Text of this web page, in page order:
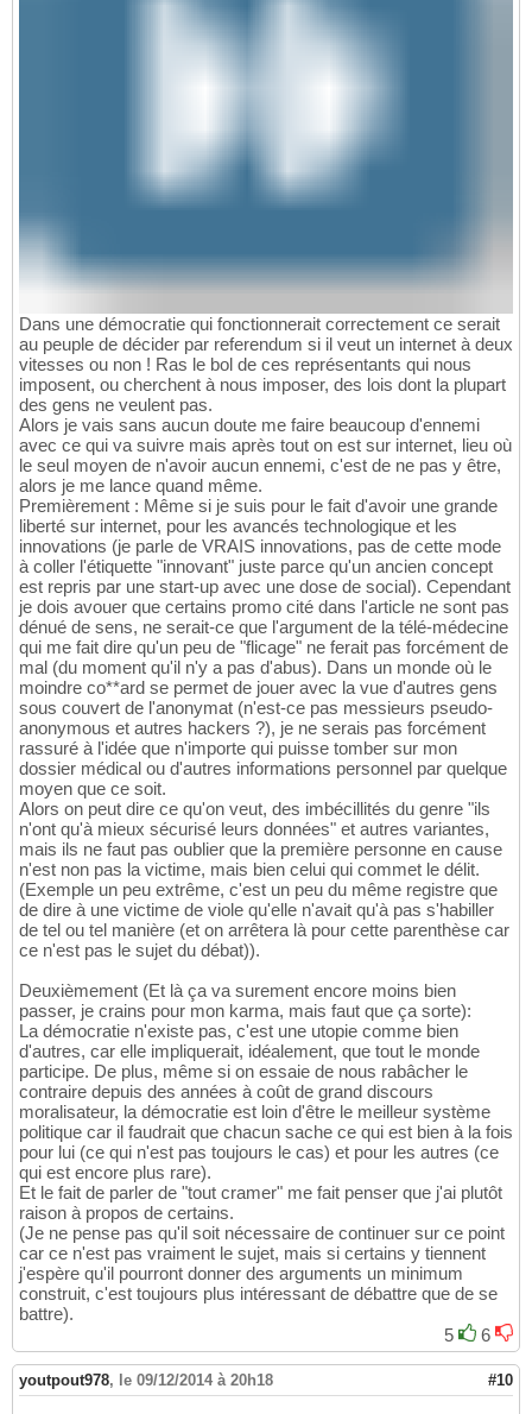
Dans une démocratie qui fonctionnerait correctement ce serait
au peuple de décider par referendum si il veut un internet à deux
vitesses ou non ! Ras le bol de ces représentants qui nous
imposent, ou cherchent à nous imposer, des lois dont la plupart
des gens ne veulent pas.
Alors je vais sans aucun doute me faire beaucoup d'ennemi
avec ce qui va suivre mais après tout on est sur internet, lieu où
le seul moyen de n'avoir aucun ennemi, c'est de ne pas y être,
alors je me lance quand même.
Premièrement : Même si je suis pour le fait d'avoir une grande
liberté sur internet, pour les avancés technologique et les
innovations (je parle de VRAIS innovations, pas de cette mode
à coller l'étiquette "innovant" juste parce qu'un ancien concept
est repris par une start-up avec une dose de social). Cependant
je dois avouer que certains promo cité dans l'article ne sont pas
dénué de sens, ne serait-ce que l'argument de la télé-médecine
qui me fait dire qu'un peu de "flicage" ne ferait pas forcément de
mal (du moment qu'il n'y a pas d'abus). Dans un monde où le
moindre co**ard se permet de jouer avec la vue d'autres gens
sous couvert de l'anonymat (n'est-ce pas messieurs pseudo-
anonymous et autres hackers ?), je ne serais pas forcément
rassuré à l'idée que n'importe qui puisse tomber sur mon
dossier médical ou d'autres informations personnel par quelque
moyen que ce soit.
Alors on peut dire ce qu'on veut, des imbécillités du genre "ils
n'ont qu'à mieux sécurisé leurs données" et autres variantes,
mais ils ne faut pas oublier que la première personne en cause
n'est non pas la victime, mais bien celui qui commet le délit.
(Exemple un peu extrême, c'est un peu du même registre que
de dire à une victime de viole qu'elle n'avait qu'à pas s'habiller
de tel ou tel manière (et on arrêtera là pour cette parenthèse car
ce n'est pas le sujet du débat)).
Deuxièmement (Et là ça va surement encore moins bien
passer, je crains pour mon karma, mais faut que ça sorte):
La démocratie n'existe pas, c'est une utopie comme bien
d'autres, car elle impliquerait, idéalement, que tout le monde
participe. De plus, même si on essaie de nous rabâcher le
contraire depuis des années à coût de grand discours
moralisateur, la démocratie est loin d'être le meilleur système
politique car il faudrait que chacun sache ce qui est bien à la fois
pour lui (ce qui n'est pas toujours le cas) et pour les autres (ce
qui est encore plus rare).
Et le fait de parler de "tout cramer" me fait penser que j'ai plutôt
raison à propos de certains.
(Je ne pense pas qu'il soit nécessaire de continuer sur ce point
car ce n'est pas vraiment le sujet, mais si certains y tiennent
j'espère qu'il pourront donner des arguments un minimum
construit, c'est toujours plus intéressant de débattre que de se
battre).
5
6
youtpout978, le 09/12/2014 à 20h18 #10